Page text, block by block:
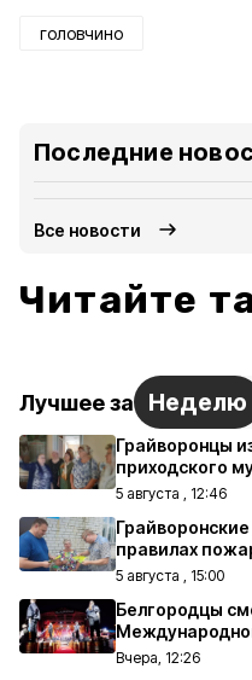
головчино
Последние
Все новости
Читайте
Лучшее за Неделю
Грайворонцы
приходского
5 августа , 12:46
правилах
5 августа , 15:00
Белгородцы
Вчера, 12:26